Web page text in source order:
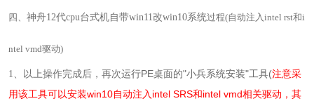
四、神舟12代cpu台式机自带win11改win10系统过程(自动注入intel rst和i
ntel vmd驱动)
1、 以上操作完成后，再次运行PE桌面的"小兵系统安装"工具(注意采
用该工具可以安装win10自动注入intel SRS和intel vmd相关驱动，其